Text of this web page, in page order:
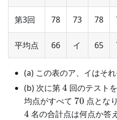
第3回 78 73 78
平均点 66 イ 65
(a) この表のア、イはそ
(b) 次に第4
4 回のテスト
均点がすべて 70
70 点とな
4
4 名の合計点は何点か答